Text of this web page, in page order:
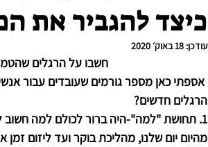
כיצד להגביר את
עודכן: 18 באוק׳ 2020
חשבו על הרגלים
אספתי כאן מספר גורמים שעובדים עבור
הרגלים חדשים?
1. תחושת "למה"-היה ברור לכולם למה
מהיום יום שלנו, מהליכת בוקר ועד ליזום